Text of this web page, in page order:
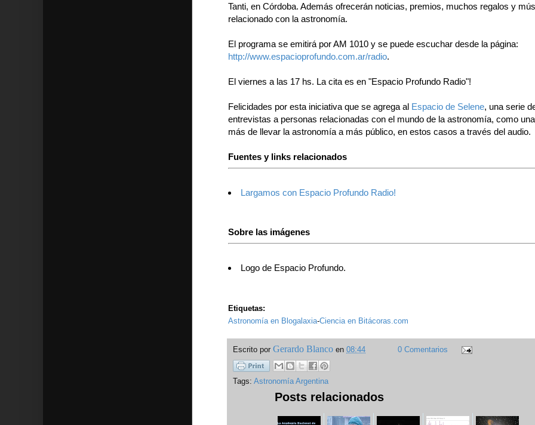
Tanti, en Córdoba. Además ofrecerán noticias, premios, muchos regalos y
relacionado con la astronomía.
El programa se emitirá por AM 1010 y se puede escuchar desde la página:
http://www.espacioprofundo.com.ar/radio.
El viernes a las 17 hs. La cita es en "Espacio Profundo Radio"!
Felicidades por esta iniciativa que se agrega al Espacio de Selene, una serie
entrevistas a personas relacionadas con el mundo de la astronomía, como
más de llevar la astronomía a más público, en estos casos a través del audio.
Fuentes y links relacionados
Largamos con Espacio Profundo Radio!
Sobre las imágenes
Logo de Espacio Profundo.
Etiquetas:
Astronomía en Blogalaxia-Ciencia en Bitácoras.com
Escrito por Gerardo Blanco en 08:44 0 Comentarios
Tags: Astronomía Argentina
Posts relacionados